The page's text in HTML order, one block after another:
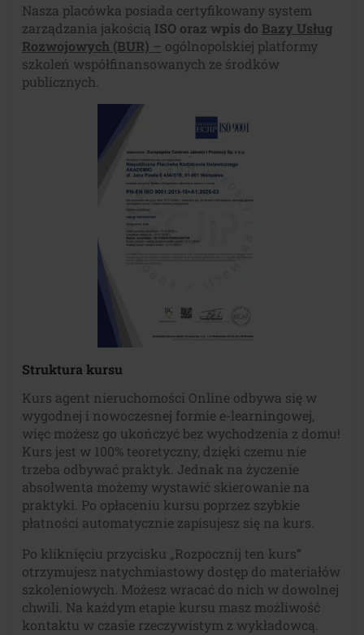
Nasza placówka posiada certyfikowany system
zarządzania jakością ISO oraz wpis do Bazy Usług
Rozwojowych (BUR) – ogólnopolskiej platformy
szkoleń współfinansowanych ze środków
publicznych.
Struktura kursu
Kurs agent nieruchomości Online odbywa się w
wygodnej i nowoczesnej formie e-learningowej,
więc możesz go ukończyć bez wychodzenia z domu!
Kurs jest w 100% teoretyczny, dzięki czemu nie
trzeba odbywać praktyk. Jednak na życzenie
absolwenta możemy wystawić skierowanie na
praktyki. Po opłaceniu kursu poprzez szybkie
płatności automatycznie zapisujesz się na kurs.
Po kliknięciu przycisku „Rozpocznij ten kurs”
otrzymujesz natychmiastowy dostęp do materiałów
szkoleniowych. Możesz wracać do nich w dowolnej
chwili. Na każdym etapie kursu masz możliwość
kontaktu w czasie rzeczywistym z wykładowcą.